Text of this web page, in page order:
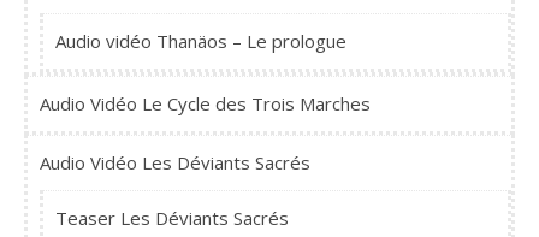
Audio vidéo Thanäos – Le prologue
Audio Vidéo Le Cycle des Trois Marches
Audio Vidéo Les Déviants Sacrés
Teaser Les Déviants Sacrés